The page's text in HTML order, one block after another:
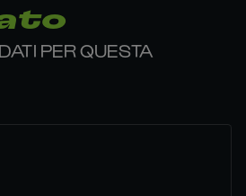
PER QUESTA